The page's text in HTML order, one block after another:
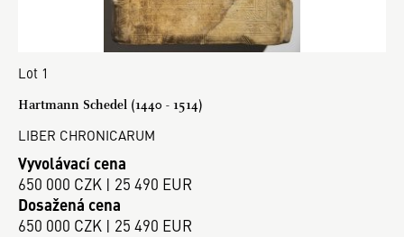
Lot 1
Hartmann Schedel (1440 - 1514)
LIBER CHRONICARUM
Vyvolávací cena
650 000 CZK | 25 490 EUR
Dosažená cena
650 000 CZK | 25 490 EUR